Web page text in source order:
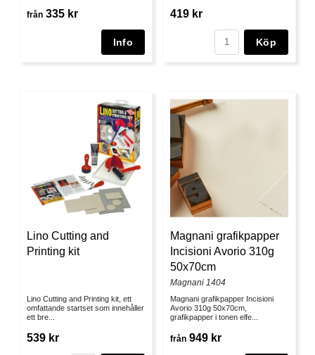
från 335 kr 419 kr
Köp
Lino Cutting and
Printing kit
Lino Cutting and Printing kit, ett
omfattande startset som innehåller
ett bre...
539 kr
Magnani grafikpapper
Incisioni Avorio 310g
50x70cm
Magnani 1404
Magnani grafikpapper Incisioni
Avorio 310g 50x70cm,
grafikpapper i tonen elfe...
från 949 kr